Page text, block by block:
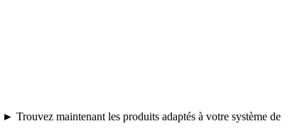
Trouvez maintenant les produits adaptés à votre système de